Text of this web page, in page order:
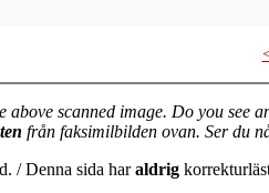
above scanned image. Do you see
från faksimilbilden ovan. Ser du
/ Denna sida haraldrig